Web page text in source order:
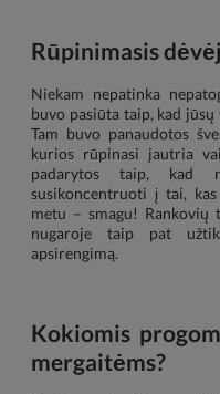
Rūpinimasis
Niekam nepatinka
buvo pasiūta taip, kad
Tam buvo panaudotos
kurios rūpinasi jautria
padarytos taip, kad
susikoncentruoti į tai,
metu – smagu! Rankovių
nugaroje taip pat
apsirengimą.
Kokiomis
mergaitėms?